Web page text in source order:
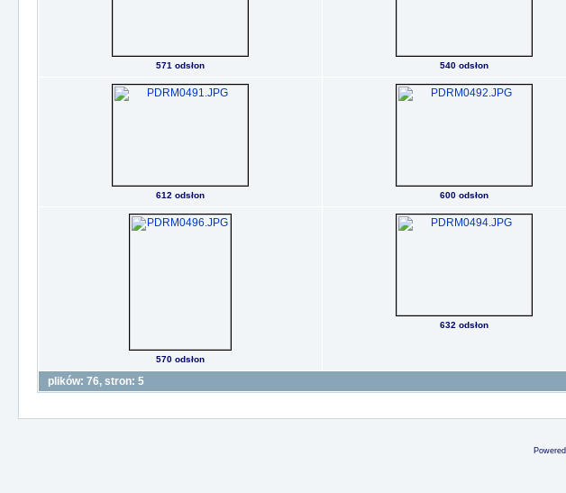
571 odsłon 540 odsłon
612 odsłon 600 odsłon
570 odsłon
632 odsłon
plików: 76, stron: 5